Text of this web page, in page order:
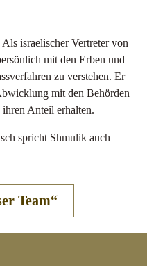
israelischer Vertreter von
mit den Erben und
zu verstehen. Er
mit den Behörden
Anteil erhalten.
spricht Shmulik auch
Team“